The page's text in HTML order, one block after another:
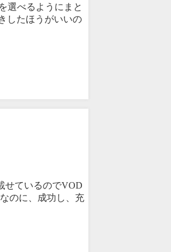
選べるようにまと
したほうがいいの
せているのでVOD
のに、成功し、充